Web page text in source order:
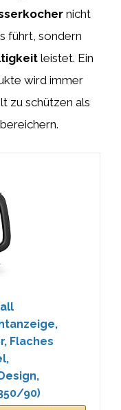
nicht
führt, sondern
leistet. Ein
wird immer
zu schützen als
Flaches
90)